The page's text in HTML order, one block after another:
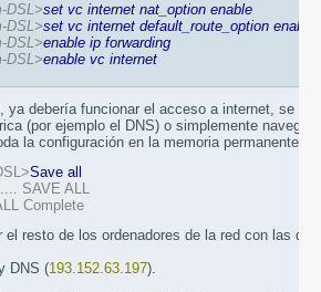
DSL>set vc internet nat_option enable
DSL>set vc internet default_route_option enable
DSL>enable ip forwarding
DSL>enable vc internet
ya debería funcionar el acceso a internet, se
(por ejemplo el DNS) o simplemente
la configuración en la memoria permanente
Save all
SAVE ALL
Complete
el resto de los ordenadores de la red con las
DNS (193.152.63.197).